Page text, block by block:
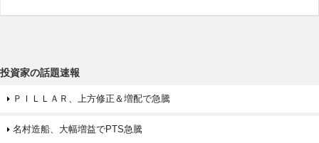
投資家の話題速報
ＰＩＬＬＡＲ、上方修正＆増配で急騰
名村造船、大幅増益でPTS急騰